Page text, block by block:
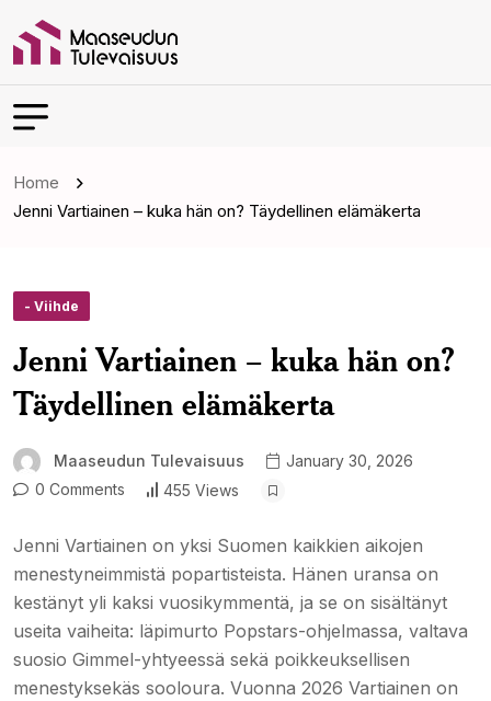
Home
Jenni Vartiainen – kuka hän on? Täydellinen elämäkerta
- Viihde
Jenni Vartiainen – kuka hän on?
Täydellinen elämäkerta
Maaseudun Tulevaisuus
January 30, 2026
0 Comments
455 Views
Jenni Vartiainen on yksi Suomen kaikkien aikojen
menestyneimmistä popartisteista. Hänen uransa on
kestänyt yli kaksi vuosikymmentä, ja se on sisältänyt
useita vaiheita: läpimurto Popstars-ohjelmassa, valtava
suosio Gimmel-yhtyeessä sekä poikkeuksellisen
menestyksekäs sooloura. Vuonna 2026 Vartiainen on